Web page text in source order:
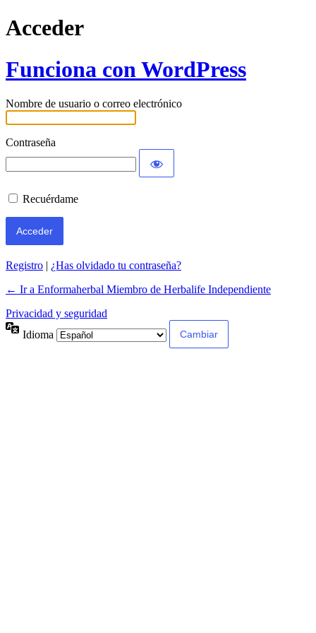
Acceder
Funciona con WordPress
Nombre de usuario o correo electrónico
Contraseña
Recuérdame
Registro | ¿Has olvidado tu contraseña?
← Ir a Enformaherbal Miembro de Herbalife Independiente
Privacidad y seguridad
Idioma